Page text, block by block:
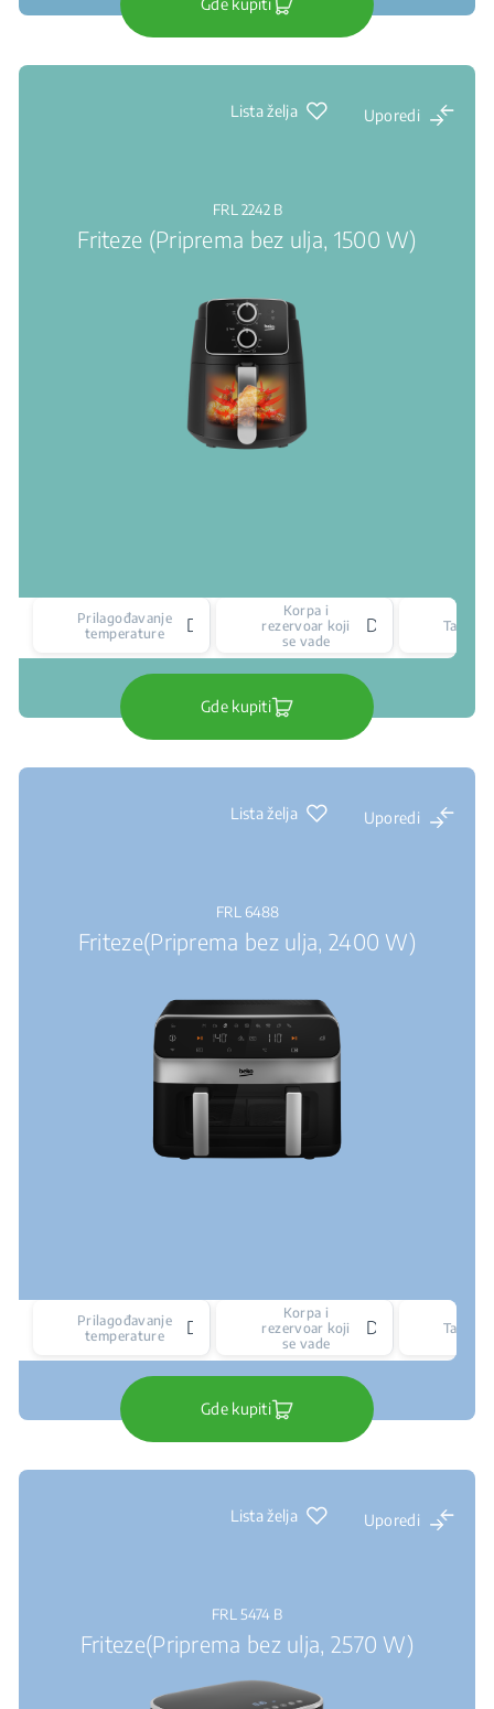
Gde kupiti
Lista želja Uporedi
FRL 2242 B
Friteze (Priprema bez ulja, 1500 W)
Prilagođavanje
temperature
Korpa i
rezervoar koji
se vade
Tajmer
Gde kupiti
Lista želja Uporedi
FRL 6488
Friteze(Priprema bez ulja, 2400 W)
Prilagođavanje
temperature
Korpa i
rezervoar koji
se vade
Tajmer
Gde kupiti
Lista želja Uporedi
FRL 5474 B
Friteze(Priprema bez ulja, 2570 W)